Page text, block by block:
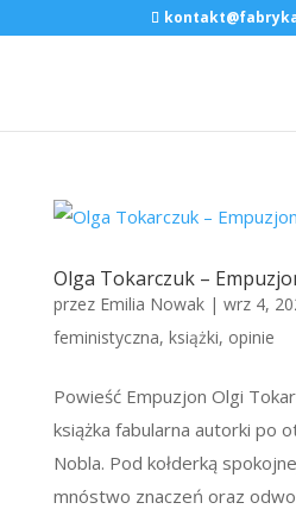
Olga Tokarczuk –
przez Emilia Nowak| wrz 4,
feministyczna, książki, opinie
Powieść Empuzjon Olgi
książka fabularna autorki po
Nobla. Pod kołderką
mnóstwo znaczeń oraz